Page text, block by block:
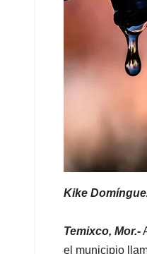
Kike
Temixco, Mor.-
el municipio